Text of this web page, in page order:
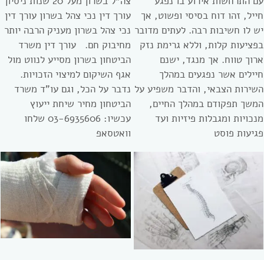
חייל, זהו דוח בסיסי ופשוט, אך
יש לו חשיבות רבה. לעתים מדובר
בפציעות קלות, וללא גרימת נזק
ארוך טווח. אך מנגד, ישנם
חיילים אשר נפגעים במהלך
השירות הצבאי, והדבר משפיע על
המשך תפקודם במהלך החיים,
מנכויות ומגבלות פיזיות ועד
פגיעות פוסט
עורך דין נכי צהל בשרון עורך דין
נכי צהל בשרון מעניק הרבה יותר
מחיבוק חם. עורך דין משרד
הביטחון בשרון מסייע לנווט מול
אגף השיקום למיצוי הזכויות.
נדבר על הכל, וגם עו”ד משרד
הביטחון מחיר שיחת ייעוץ
עכשיו: 03-6935606 שלחו
וואטסאפ